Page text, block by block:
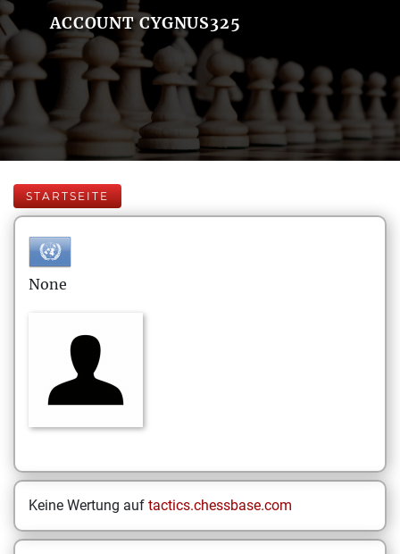
ACCOUNT CYGNUS325
STARTSEITE
None
Keine Wertung auf tactics.chessbase.com